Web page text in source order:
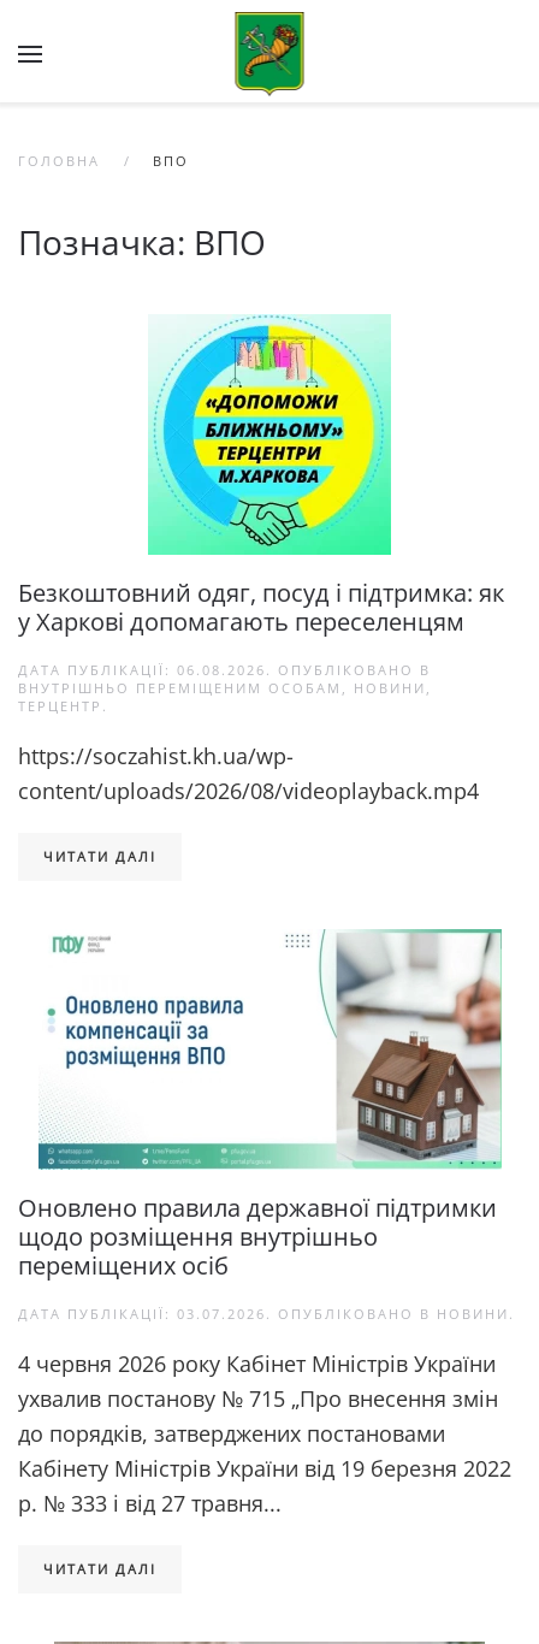
Skip to main content
ГОЛОВНА ВПО
Позначка: ВПО
Безкоштовний одяг, посуд і підтримка: як
у Харкові допомагають переселенцям
ДАТА ПУБЛІКАЦІЇ: 06.08.2026 . ОПУБЛІКОВАНО В
ВНУТРІШНЬО ПЕРЕМІЩЕНИМ ОСОБАМ , НОВИНИ ,
ТЕРЦЕНТР .
https://soczahist.kh.ua/wp-
content/uploads/2026/08/videoplayback.mp4
ЧИТАТИ ДАЛІ
Оновлено правила державної підтримки
щодо розміщення внутрішньо
переміщених осіб
ДАТА ПУБЛІКАЦІЇ: 03.07.2026 . ОПУБЛІКОВАНО В НОВИНИ .
4 червня 2026 року Кабінет Міністрів України
ухвалив постанову № 715 „Про внесення змін
до порядків, затверджених постановами
Кабінету Міністрів України від 19 березня 2022
р. № 333 і від 27 травня...
ЧИТАТИ ДАЛІ